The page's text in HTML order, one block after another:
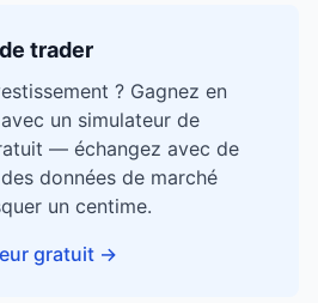
trader
? Gagnez en
un simulateur de
— échangez avec de
données de marché
un centime.
gratuit →